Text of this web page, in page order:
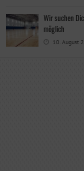
Wir suchen
möglich
10. August